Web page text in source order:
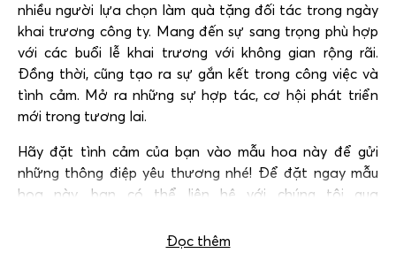
nhiều người lựa chọn làm quà tặng đối tác trong ngày
khai trương công ty. Mang đến sự sang trọng phù hợp
với các buổi lễ khai trương với không gian rộng rãi.
Đồng thời, cũng tạo ra sự gắn kết trong công việc và
tình cảm. Mở ra những sự hợp tác, cơ hội phát triển
mới trong tương lai.
Hãy đặt tình cảm của bạn vào mẫu hoa này để gửi
những thông điệp yêu thương nhé! Để đặt ngay mẫu
hoa này, bạn có thể liên hệ với chúng tôi qua
Đọc thêm